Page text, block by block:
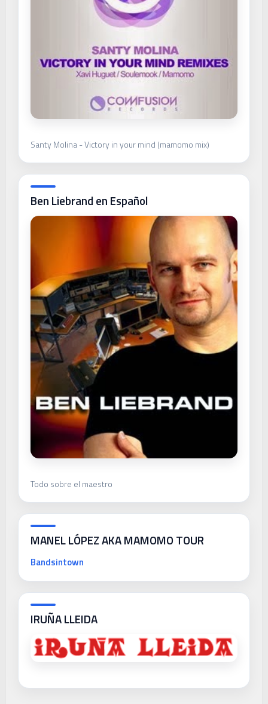
Santy Molina - Victory in your mind (mamomo mix)
Ben Liebrand en Español
Todo sobre el maestro
MANEL LÓPEZ AKA MAMOMO TOUR
Bandsintown
IRUÑA LLEIDA